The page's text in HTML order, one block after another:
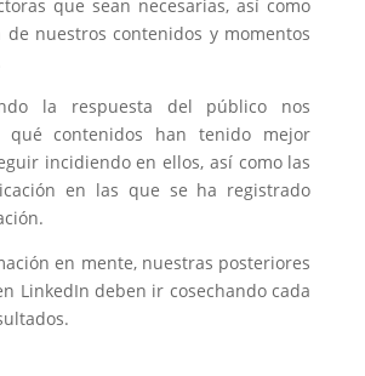
que sean necesarias, así como
de nuestros contenidos y momentos
la respuesta del público nos
qué contenidos han tenido mejor
incidiendo en ellos, así como las
en las que se ha registrado
en mente, nuestras posteriores
LinkedIn deben ir cosechando cada